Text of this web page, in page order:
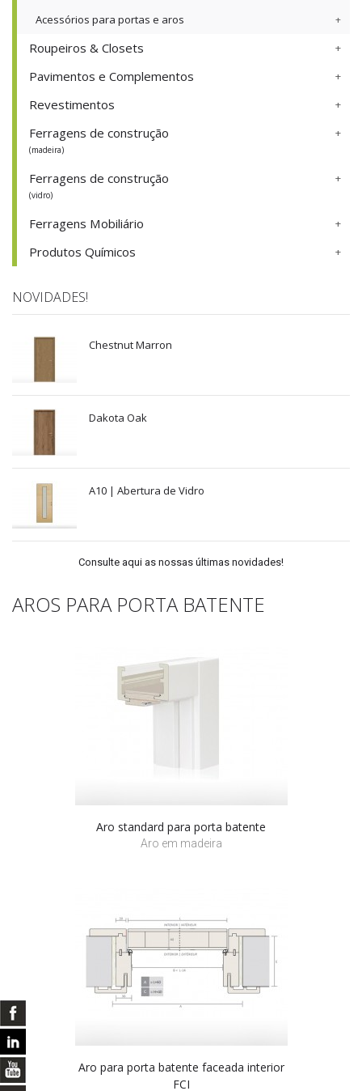
Acessórios para portas e aros
Roupeiros & Closets
Pavimentos e Complementos
Revestimentos
Ferragens de construção
(madeira)
Ferragens de construção
(vidro)
Ferragens Mobiliário
Produtos Químicos
NOVIDADES!
Chestnut Marron
Dakota Oak
A10 | Abertura de Vidro
Consulte aqui as nossas últimas novidades!
AROS PARA PORTA BATENTE
Aro standard para porta batente
Aro em madeira
Aro para porta batente faceada interior
FCI